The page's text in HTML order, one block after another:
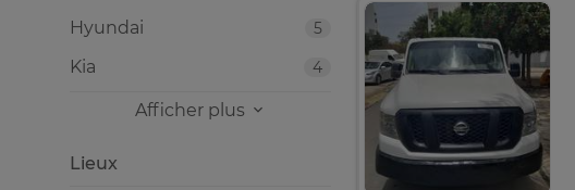
Lieux
5
Hyundai
4
Kia
Afficher plus